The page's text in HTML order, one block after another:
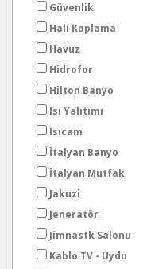
Güvenlik
Halı Kaplama
Havuz
Hidrofor
Hilton Banyo
Isı Yalıtımı
Isıcam
İtalyan Banyo
İtalyan Mutfak
Jakuzi
Jeneratör
Jimnastk Salonu
Kablo TV - Uydu